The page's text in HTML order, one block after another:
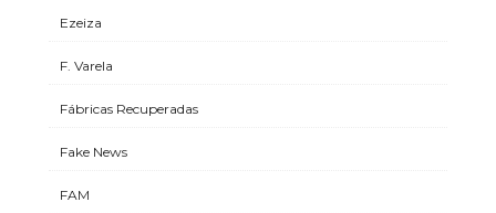
Ezeiza
F. Varela
Fábricas Recuperadas
Fake News
FAM